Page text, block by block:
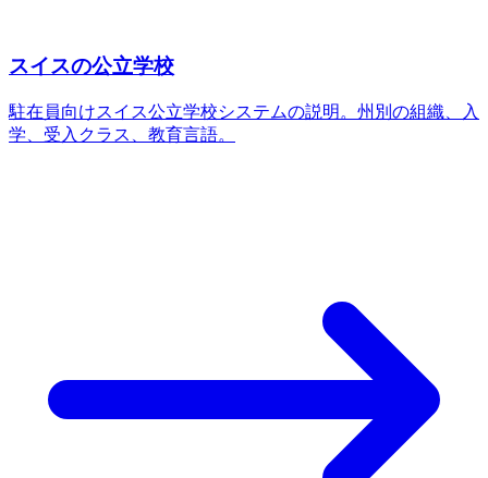
スイスの公立学校
駐在員向けスイス公立学校システムの説明。州別の組織、入
学、受入クラス、教育言語。